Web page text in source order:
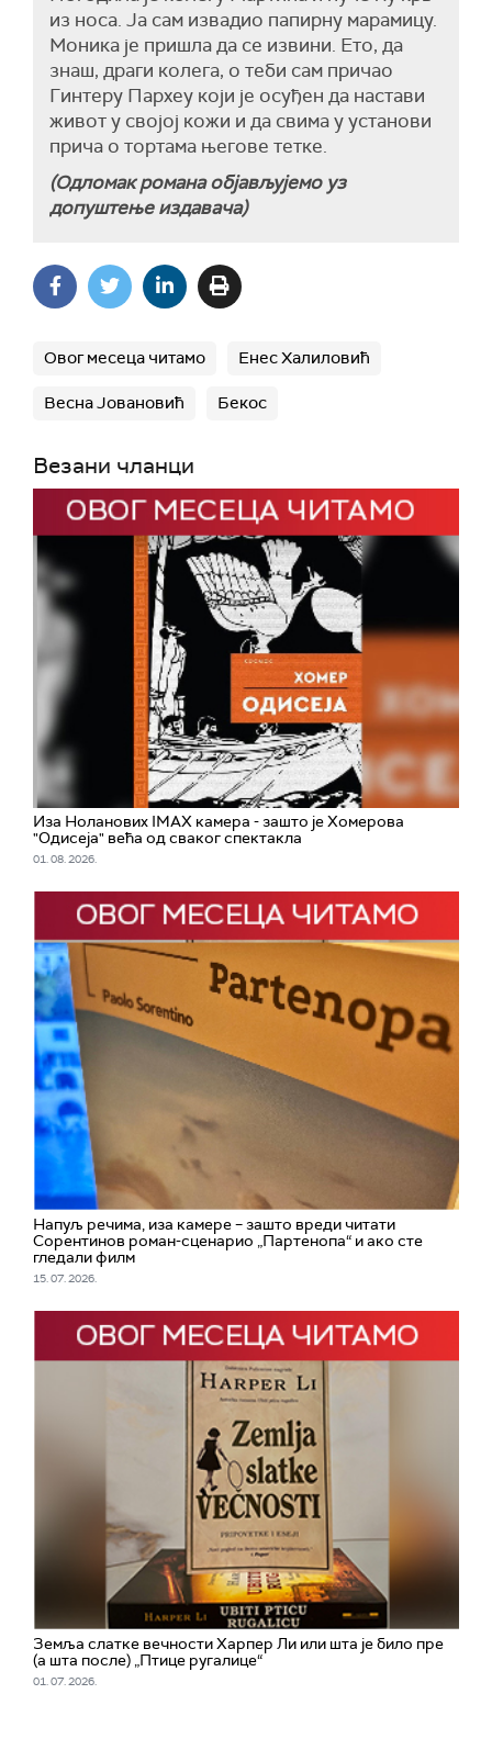
из носа. Ја сам извадио папирну марамицу.
Моника је пришла да се извини. Ето, да
знаш, драги колега, о теби сам причао
Гинтеру Пархеу који је осуђен да настави
живот у својој кожи и да свима у установи
прича о тортама његове тетке.
(Одломак романа објављујемо уз
допуштење издавача)
Овог месеца читамо Енес Халиловић
Весна Јовановић Бекос
Везани чланци
Иза Ноланових IMAX камера - зашто је Хомерова
"Одисеја" већа од сваког спектакла
01. 08. 2026.
Напуљ речима, иза камере – зашто вреди читати
Сорентинов роман-сценарио „Партенопа“ и ако сте
гледали филм
15. 07. 2026.
Земља слатке вечности Харпер Ли или шта је било пре
(а шта после) „Птице ругалице“
01. 07. 2026.